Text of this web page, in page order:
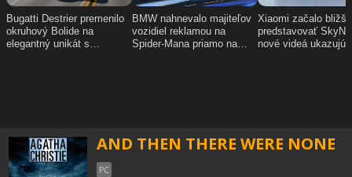
AND THEN THERE WERE NONE
PC